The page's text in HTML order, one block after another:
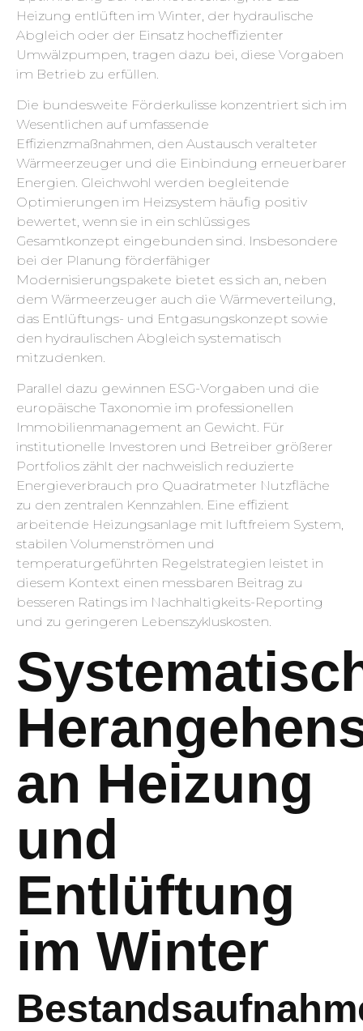
Heizung entlüften im Winter, der hydraulische
Abgleich oder der Einsatz hocheffizienter
Umwälzpumpen, tragen dazu bei, diese Vorgaben
im Betrieb zu erfüllen.
Die bundesweite Förderkulisse konzentriert sich im
Wesentlichen auf umfassende
Effizienzmaßnahmen, den Austausch veralteter
Wärmeerzeuger und die Einbindung erneuerbarer
Energien. Gleichwohl werden begleitende
Optimierungen im Heizsystem häufig positiv
bewertet, wenn sie in ein schlüssiges
Gesamtkonzept eingebunden sind. Insbesondere
bei der Planung förderfähiger
Modernisierungspakete bietet es sich an, neben
dem Wärmeerzeuger auch die Wärmeverteilung,
das Entlüftungs- und Entgasungskonzept sowie
den hydraulischen Abgleich systematisch
mitzudenken.
Parallel dazu gewinnen ESG-Vorgaben und die
europäische Taxonomie im professionellen
Immobilienmanagement an Gewicht. Für
institutionelle Investoren und Betreiber größerer
Portfolios zählt der nachweislich reduzierte
Energieverbrauch pro Quadratmeter Nutzfläche
zu den zentralen Kennzahlen. Eine effizient
arbeitende Heizungsanlage mit luftfreiem System,
stabilen Volumenströmen und
temperaturgeführten Regelstrategien leistet in
diesem Kontext einen messbaren Beitrag zu
besseren Ratings im Nachhaltigkeits-Reporting
und zu geringeren Lebenszykluskosten.
an Heizung
und
Entlüftung
im Winter